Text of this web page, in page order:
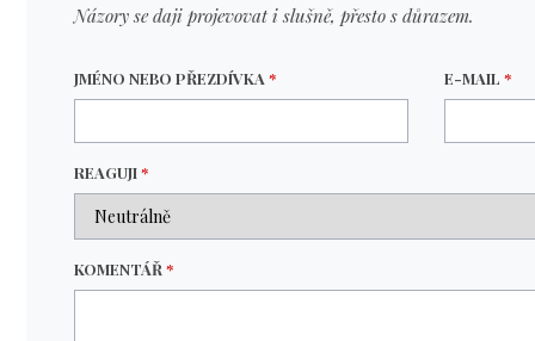
Názory se daji projevovat i slušně, přesto s důrazem.
JMÉNO NEBO PŘEZDÍVKA* E-MAIL*
REAGUJI*
KOMENTÁŘ*